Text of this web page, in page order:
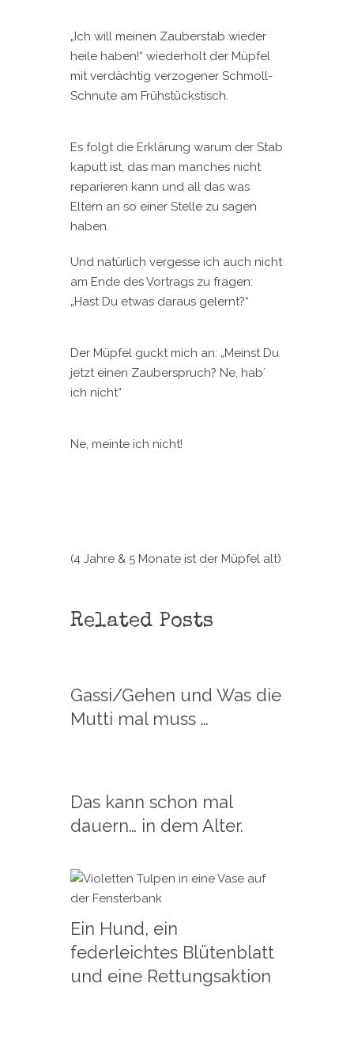
„Ich will meinen Zauberstab wieder
heile haben!“ wiederholt der Müpfel
mit verdächtig verzogener Schmoll-
Schnute am Frühstückstisch.
Es folgt die Erklärung warum der Stab
kaputt ist, das man manches nicht
reparieren kann und all das was
Eltern an so einer Stelle zu sagen
haben.
Und natürlich vergesse ich auch nicht
am Ende des Vortrags zu fragen:
„Hast Du etwas daraus gelernt?“
Der Müpfel guckt mich an: „Meinst Du
jetzt einen Zauberspruch? Ne, hab´
ich nicht“
Ne, meinte ich nicht!
(4 Jahre & 5 Monate ist der Müpfel alt)
Related Posts
Gassi/Gehen und Was die
Mutti mal muss …
Das kann schon mal
dauern… in dem Alter.
Ein Hund, ein
federleichtes Blütenblatt
und eine Rettungsaktion